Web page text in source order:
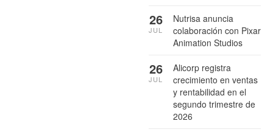
Nutrisa anuncia
colaboración con Pixar
Animation Studios
26
JUL
Alicorp registra
crecimiento en ventas
y rentabilidad en el
segundo trimestre de
2026
26
JUL